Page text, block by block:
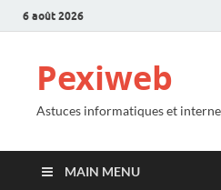
6 août 2026
Pexiweb
Astuces informatiques et
MAIN MENU